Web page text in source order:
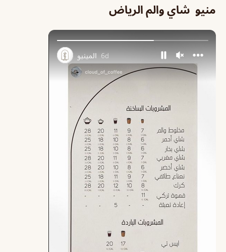
منيو شاي والم الرياض